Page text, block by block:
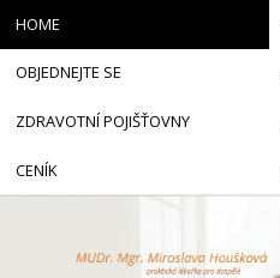
HOME
OBJEDNEJTE SE
ZDRAVOTNÍ POJIŠŤOVNY
CENÍK